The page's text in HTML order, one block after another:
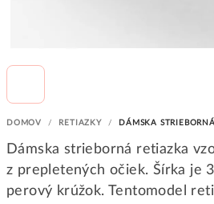
DOMOV / RETIAZKY / DÁMSKA
Dámska strieborná retiazka
z prepletených očiek. Šírka je
perový krúžok. Tentomodel